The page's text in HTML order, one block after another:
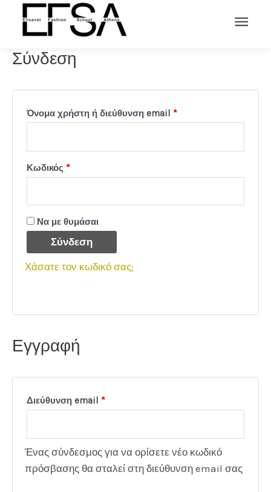
Σύνδεση
Όνομα χρήστη ή διεύθυνση email *
Κωδικός *
Να με θυμάσαι
Σύνδεση
Χάσατε τον κωδικό σας;
Εγγραφή
Διεύθυνση email *
Ένας σύνδεσμος για να ορίσετε νέο κωδικό
πρόσβασης θα σταλεί στη διεύθυνση email σας